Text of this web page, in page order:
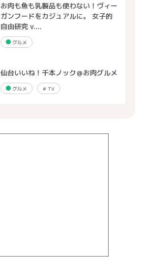
お肉も魚も乳製品も使わない！ヴィー
ガンフードをカジュアルに。 女子的
自由研究 v....
グルメ
仙台いいね！千本ノック＠お肉グルメ
グルメ #TV